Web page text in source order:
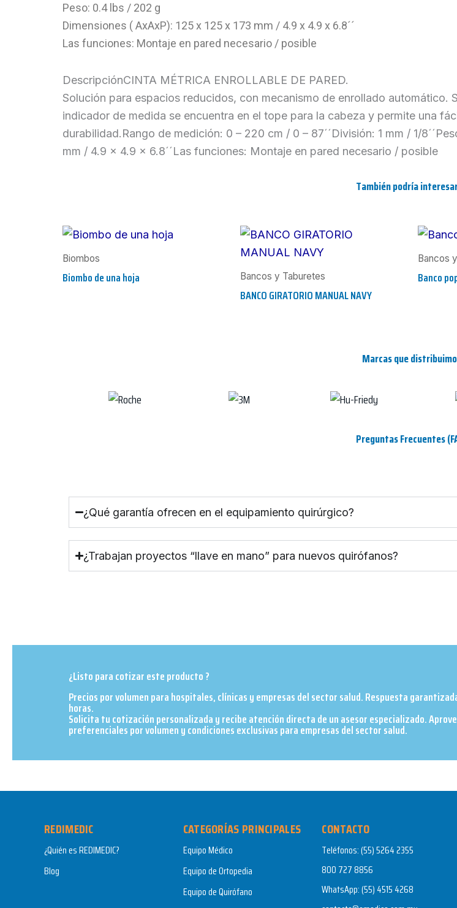
Peso: 0.4 lbs / 202 g
Dimensiones ( AxAxP): 125 x 125 x 173 mm / 4.9 x 4.9 x 6.8´´
Las funciones: Montaje en pared necesario / posible
DescripciónCINTA MÉTRICA ENROLLABLE DE PARED.
Solución para espacios reducidos, con mecanismo de enrollado automático.
indicador de medida se encuentra en el tope para la cabeza y permite una
durabilidad.Rango de medición: 0 – 220 cm / 0 – 87´´División: 1 mm / 1/
mm / 4.9 x 4.9 x 6.8´´Las funciones: Montaje en pared necesario / posible
También podría
Biombos
Biombo de una hoja Bancos y Taburetes
BANCO GIRATORIO MANUAL NAVY
Bancos
Banco
Marcas que
Preguntas Frecuentes
¿Qué garantía ofrecen en el equipamiento quirúrgico?
¿Trabajan proyectos “llave en mano” para nuevos quirófanos?
¿Listo para cotizar este producto ?
Precios por volumen para hospitales, clínicas y empresas del sector salud. Respuesta
horas.
Solicita tu cotización personalizada y recibe atención directa de un asesor especializado.
preferenciales por volumen y condiciones exclusivas para empresas del sector salud.​
REDIMEDIC
¿Quién es REDIMEDIC?
Blog
CATEGORÍAS PRINCIPALES
Equipo Médico
Equipo de Ortopedia
Equipo de Quirófano
CONTACTO
Teléfonos:(55) 5264 2355
800 727 8856
WhatsApp:(55) 4515 4268